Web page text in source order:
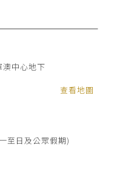
中心地下
查看地圖
至日及公眾假期)